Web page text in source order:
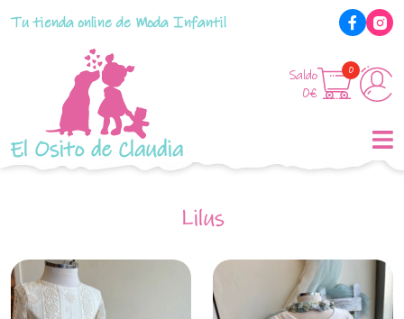
El Osito de Claudia
Tu tienda online de Moda Infantil
Saldo
0€
0
Lilus